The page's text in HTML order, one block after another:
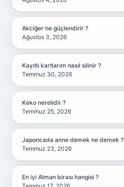
Akciğer ne güçlendirir ?
Ağustos 3, 2026
Kayıtlı kartlarım nasıl silinir ?
Temmuz 30, 2026
Keko nerelidir ?
Temmuz 25, 2026
Japoncada anne demek ne demek ?
Temmuz 23, 2026
En iyi Alman birası hangisi ?